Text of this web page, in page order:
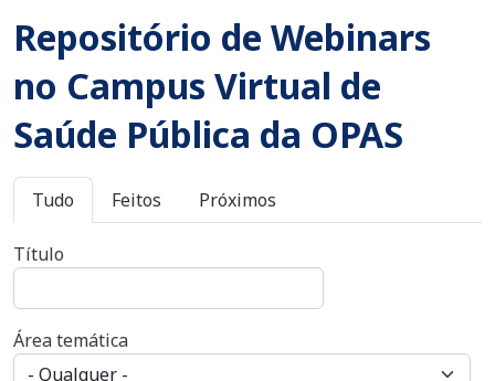
Repositório de Webinars
no Campus Virtual de
Saúde Pública da OPAS
Abas primárias
Tudo Feitos Próximos
Título
Área temática